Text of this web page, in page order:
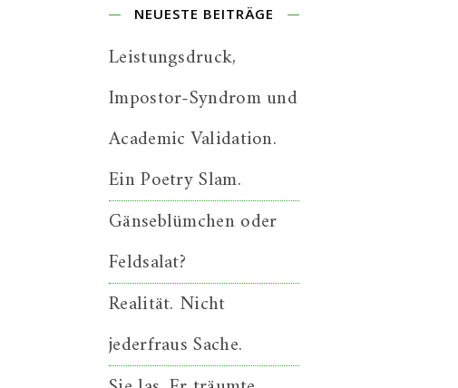
NEUESTE BEITRÄGE
Leistungsdruck,
Impostor-Syndrom und
Academic Validation.
Ein Poetry Slam.
Gänseblümchen oder
Feldsalat?
Realität. Nicht
jederfraus Sache.